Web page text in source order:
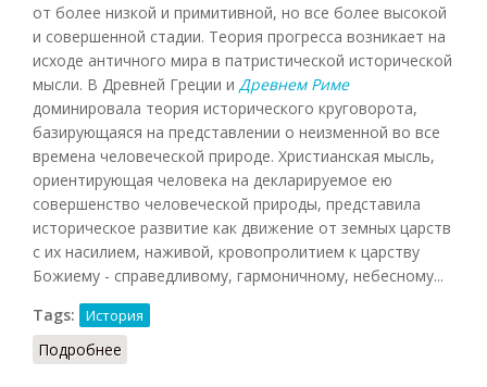
от более низкой и примитивной, но все более высокой
и совершенной стадии. Теория прогресса возникает на
исходе античного мира в патристической исторической
мысли. В Древней Греции и Древнем Риме
доминировала теория исторического круговорота,
базирующаяся на представлении о неизменной во все
времена человеческой природе. Христианская мысль,
ориентирующая человека на декларируемое ею
совершенство человеческой природы, представила
историческое развитие как движение от земных царств
с их насилием, наживой, кровопролитием к царству
Божиему - справедливому, гармоничному, небесному...
Tags:
История
Подробнее